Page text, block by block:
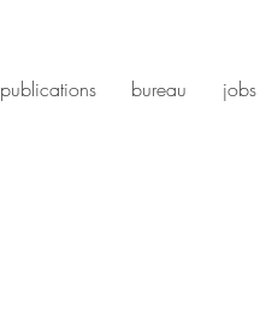
publications bureau jobs